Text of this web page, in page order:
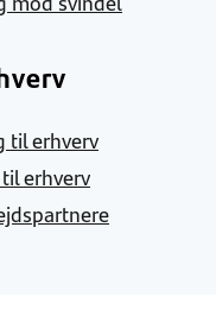
til erhverv
erhverv